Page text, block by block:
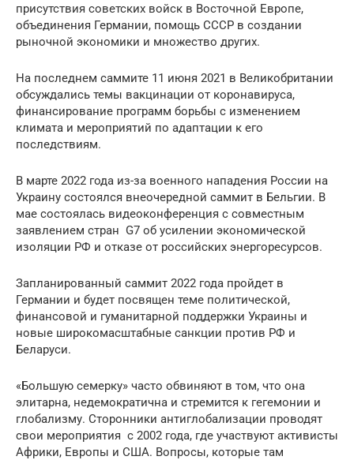
присутствия советских войск в Восточной Европе,
объединения Германии, помощь СССР в создании
рыночной экономики и множество других.
На последнем саммите 11 июня 2021 в Великобритании
обсуждались темы вакцинации от коронавируса,
финансирование программ борьбы с изменением
климата и мероприятий по адаптации к его
последствиям.
В марте 2022 года из-за военного нападения России на
Украину состоялся внеочередной саммит в Бельгии. В
мае состоялась видеоконференция с совместным
заявлением стран G7 об усилении экономической
изоляции РФ и отказе от российских энергоресурсов.
Запланированный саммит 2022 года пройдет в
Германии и будет посвящен теме политической,
финансовой и гуманитарной поддержки Украины и
новые широкомасштабные санкции против РФ и
Беларуси.
«Большую семерку» часто обвиняют в том, что она
элитарна, недемократична и стремится к гегемонии и
глобализму. Сторонники антиглобализации проводят
свои мероприятия с 2002 года, где участвуют активисты
Африки, Европы и США. Вопросы, которые там